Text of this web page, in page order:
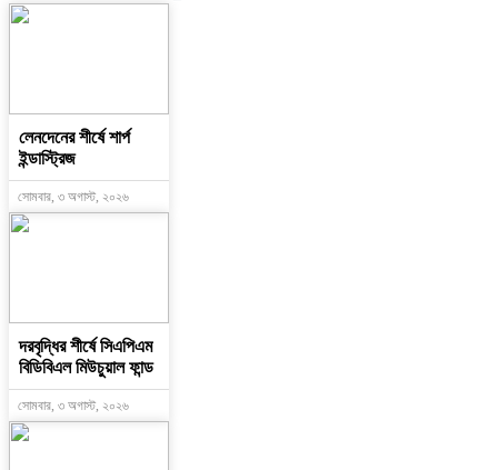
লেনদেনের শীর্ষে শার্প
ইন্ডাস্ট্রিজ
সোমবার, ৩ অগাস্ট, ২০২৬
দরবৃদ্ধির শীর্ষে সিএপিএম
বিডিবিএল মিউচুয়াল ফান্ড
সোমবার, ৩ অগাস্ট, ২০২৬